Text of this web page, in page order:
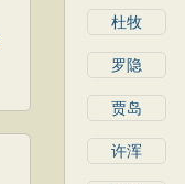
杜牧
罗隐
贾岛
许浑